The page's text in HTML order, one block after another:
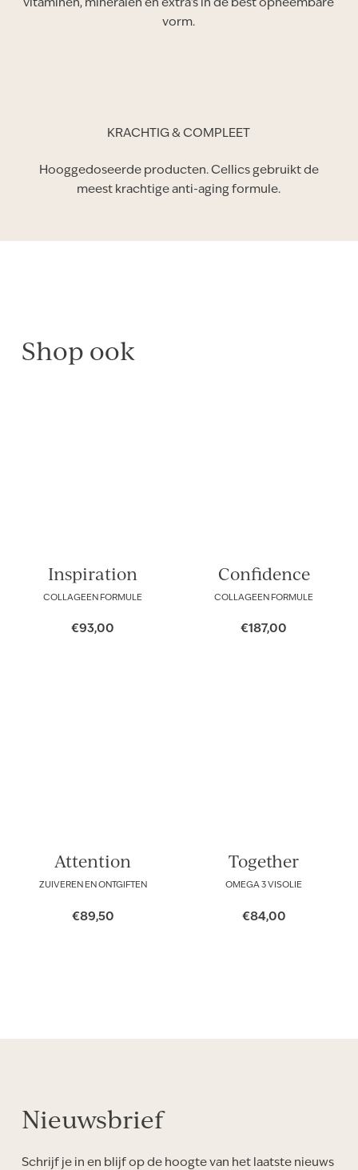
vitaminen, mineralen en extra’s in de best opneembare
vorm.
KRACHTIG & COMPLEET
Hooggedoseerde producten. Cellics gebruikt de
meest krachtige anti-aging formule.
Shop ook
Inspiration
COLLAGEEN FORMULE
€93,00
Confidence
COLLAGEEN FORMULE
€187,00
Attention
ZUIVEREN EN ONTGIFTEN
€89,50
Together
OMEGA 3 VISOLIE
€84,00
Nieuwsbrief
Schrijf je in en blijf op de hoogte van het laatste nieuws